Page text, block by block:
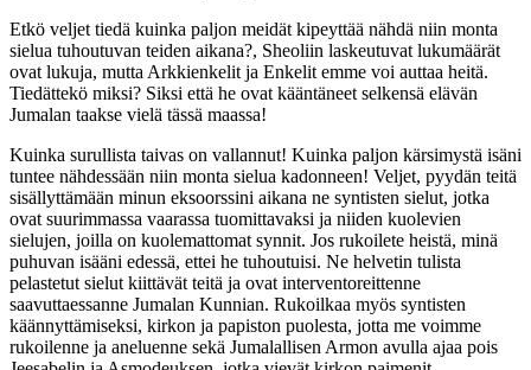
Etkö veljet tiedä kuinka paljon meidät kipeyttää nähdä niin monta
sielua tuhoutuvan teiden aikana?, Sheoliin laskeutuvat lukumäärät
ovat lukuja, mutta Arkkienkelit ja Enkelit emme voi auttaa heitä.
Tiedättekö miksi? Siksi että he ovat kääntäneet selkensä elävän
Jumalan taakse vielä tässä maassa!
Kuinka surullista taivas on vallannut! Kuinka paljon kärsimystä isäni
tuntee nähdessään niin monta sielua kadonneen! Veljet, pyydän teitä
sisällyttämään minun eksoorssini aikana ne syntisten sielut, jotka
ovat suurimmassa vaarassa tuomittavaksi ja niiden kuolevien
sielujen, joilla on kuolemattomat synnit. Jos rukoilete heistä, minä
puhuvan isääni edessä, ettei he tuhoutuisi. Ne helvetin tulista
pelastetut sielut kiittävät teitä ja ovat interventoreittenne
saavuttaessanne Jumalan Kunnian. Rukoilkaa myös syntisten
käännyttämiseksi, kirkon ja papiston puolesta, jotta me voimme
rukoilenne ja aneluenne sekä Jumalallisen Armon avulla ajaa pois